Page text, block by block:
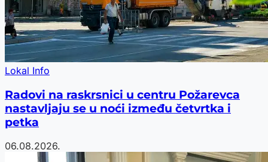
Lokal Info
Radovi na raskrsnici u centru Požarevca
nastavljaju se u noći između četvrtka i
petka
06.08.2026.